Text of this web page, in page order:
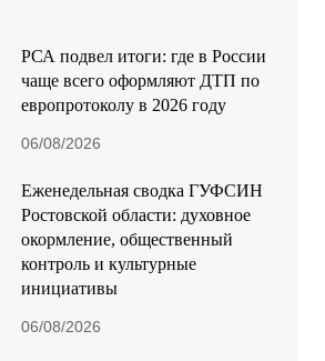
РСА подвел итоги: где в России
чаще всего оформляют ДТП по
европротоколу в 2026 году
06/08/2026
Еженедельная сводка ГУФСИН
Ростовской области: духовное
окормление, общественный
контроль и культурные
инициативы
06/08/2026